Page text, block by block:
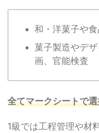
和・洋菓子や
菓子製造やデ
画、官能検査
全てマークシートで
1級では工程管理や材